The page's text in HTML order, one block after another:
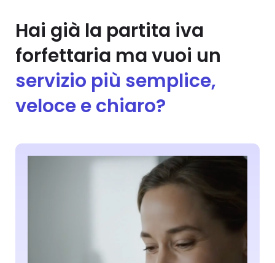
Hai già la partita iva
forfettaria ma vuoi un
servizio più semplice,
veloce e chiaro?